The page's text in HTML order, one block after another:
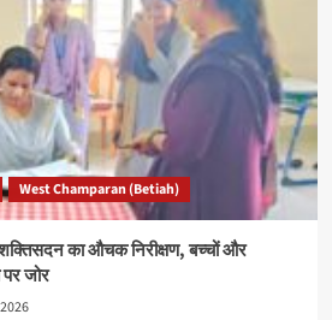
West Champaran (Betiah)
का औचक निरीक्षण, बच्चों और
पर जोर